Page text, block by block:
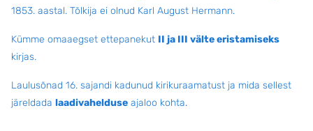
1853. aastal. Tõlkija ei olnud Karl August Hermann.
Kümme omaaegset ettepanekut II ja III välte eristamiseks
kirjas.
Laulusõnad 16. sajandi kadunud kirikuraamatust ja mida sellest
järeldada laadivahelduse ajaloo kohta.